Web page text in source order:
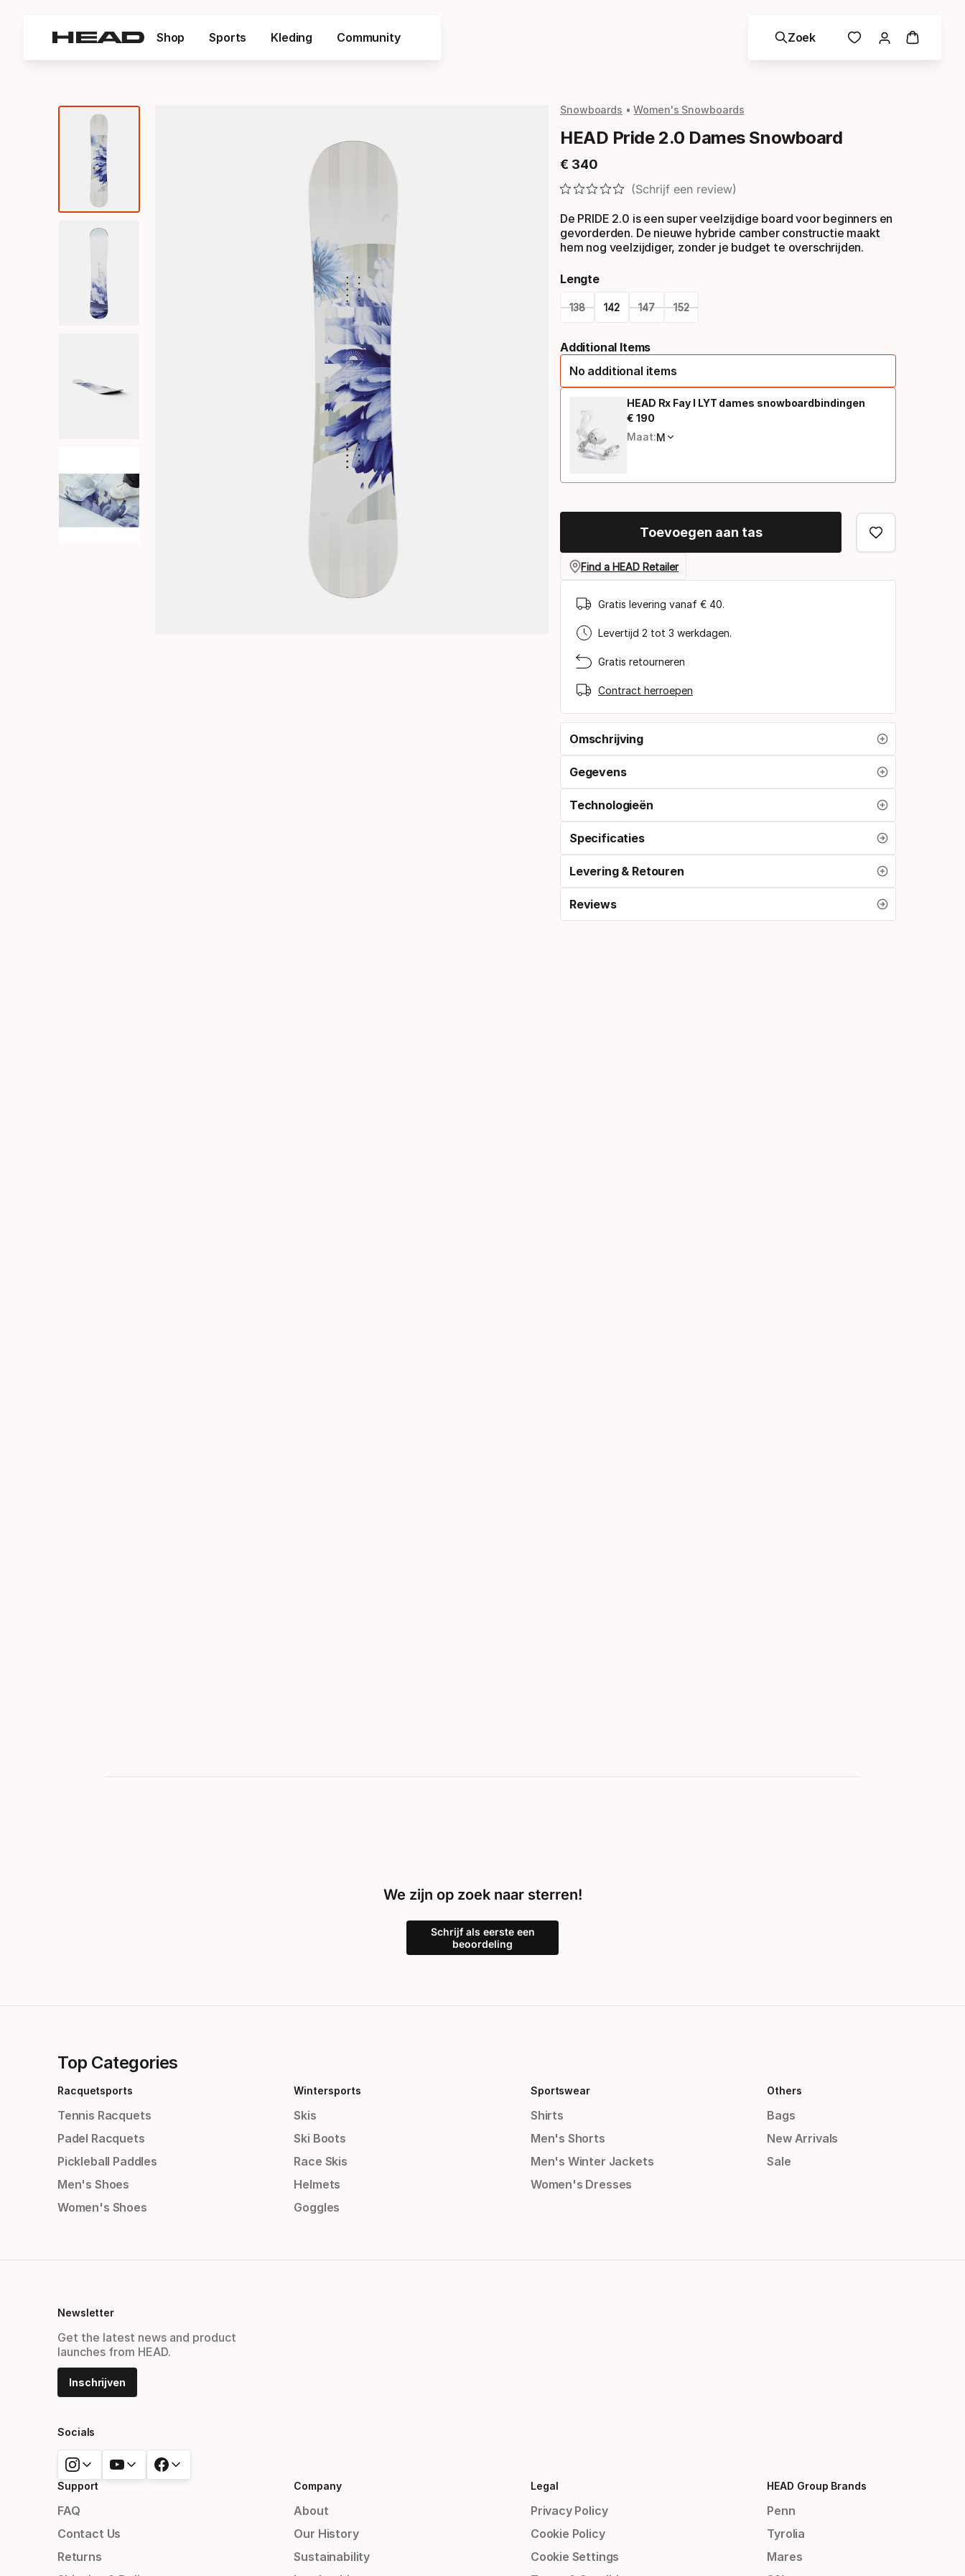
Shop Sports Kleding Community Zoek
Snowboards Women's Snowboards
HEAD Pride 2.0 Dames Snowboard
€ 340
Eindprijs
Schrijf een review
De PRIDE 2.0 is een super veelzijdige board voor beginners en
gevorderden. De nieuwe hybride camber constructie maakt
hem nog veelzijdiger, zonder je budget te overschrijden.
Lengte
138 142 147 152
select
option:
Additional Items
No additional items
HEAD Rx Fay I LYT dames snowboardbindingen
€ 190
Eindprijs
Maat:M
Toevoegen aan tas
Find a HEAD Retailer
Gratis levering vanaf € 40.
Levertijd 2 tot 3 werkdagen.
Gratis retourneren
Contract herroepen
Omschrijving
Gegevens
Technologieën
Specificaties
Levering & Retouren
Reviews
We zijn op zoek naar sterren!
Schrijf als eerste een
beoordeling
Top Categories
Racquetsports
Tennis Racquets
Padel Racquets
Pickleball Paddles
Men's Shoes
Women's Shoes
Wintersports
Skis
Ski Boots
Race Skis
Helmets
Goggles
Sportswear
Shirts
Men's Shorts
Men's Winter Jackets
Women's Dresses
Others
Bags
New Arrivals
Sale
Newsletter
Get the latest news and product
launches from HEAD.
Inschrijven
Socials
Support
FAQ
Contact Us
Returns
Company
About
Our History
Sustainability
Legal
Privacy Policy
Cookie Policy
Cookie Settings
HEAD Group Brands
Penn
Tyrolia
Mares